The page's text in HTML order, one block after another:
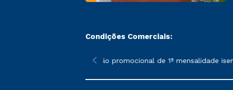
Condições Comerciais:
sofrer alterações nos períodos de rematrícula conforme
*A condição promocional de 1ª mensalidade